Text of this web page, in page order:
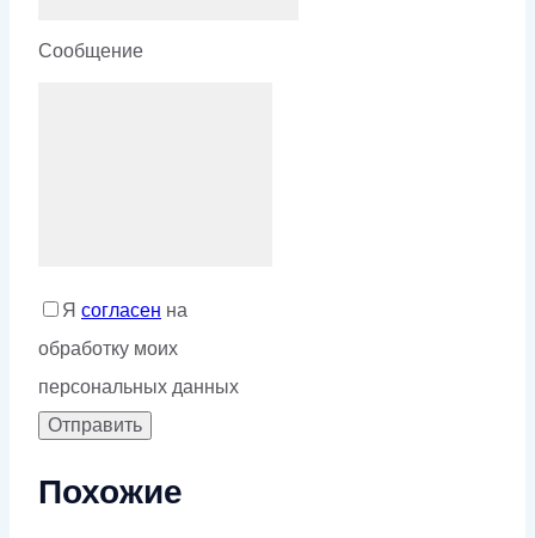
Сообщение
Я согласен на
обработку моих
персональных данных
Похожие